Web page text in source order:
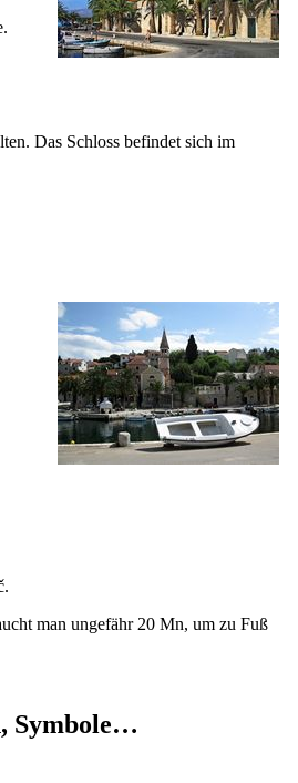
Das Schloss befindet sich im
man ungefähr 20 Mn, um zu Fuß
Symbole…